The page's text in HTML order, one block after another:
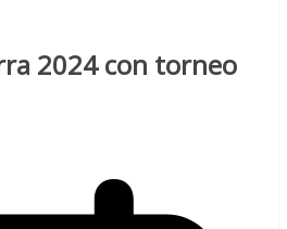
2024 con torneo